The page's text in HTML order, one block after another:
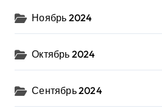
Ноябрь 2024
Октябрь 2024
Сентябрь 2024